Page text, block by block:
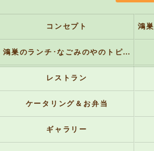
コンセプト
鴻巣のランチ･なごみのやのトピックス
レストラン
ケータリング＆お弁当
ギャラリー